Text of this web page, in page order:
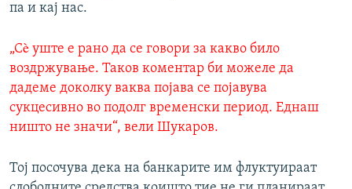
па и кај нас.
„Сè уште е рано да се говори за какво било
воздржување. Таков коментар би можеле да
дадеме доколку ваква појава се појавува
сукцесивно во подолг временски период. Еднаш
ништо не значи“, вели Шукаров.
Тој посочува дека на банкарите им флуктуираат